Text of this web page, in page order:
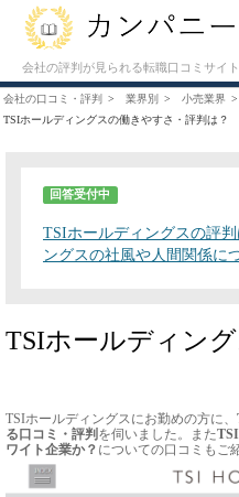
会社の評判が見られる転職口コミサイト
会社の口コミ・評判 業界別 小売業界
TSIホールディングスの働きやすさ・評判は？
回答受付中
TSIホールディングスの評
ングスの社風や人間関係に
TSIホールディン
TSIホールディングスにお勤めの方に、
る口コミ・評判 を伺いました。また
ワイト企業か？ についての口コミもご